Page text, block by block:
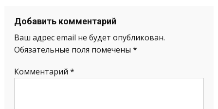
Добавить комментарий
Ваш адрес email не будет опубликован.
Обязательные поля помечены *
Комментарий *